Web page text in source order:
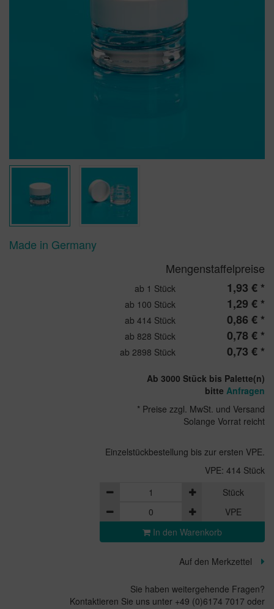
Made in Germany
Mengenstaffelpreise
ab 1 Stück 1,93 € *
ab 100 Stück 1,29 € *
ab 414 Stück 0,86 € *
ab 828 Stück 0,78 € *
ab 2898 Stück 0,73 € *
Ab 3000 Stück bis Palette(n)
bitte Anfragen
* Preise zzgl. MwSt. und Versand
Solange Vorrat reicht
Einzelstückbestellung bis zur ersten VPE.
VPE: 414 Stück
Stück
VPE
In den Warenkorb
Auf den Merkzettel
Sie haben weitergehende Fragen?
Kontaktieren Sie uns unter +49 (0)6174 7017 oder